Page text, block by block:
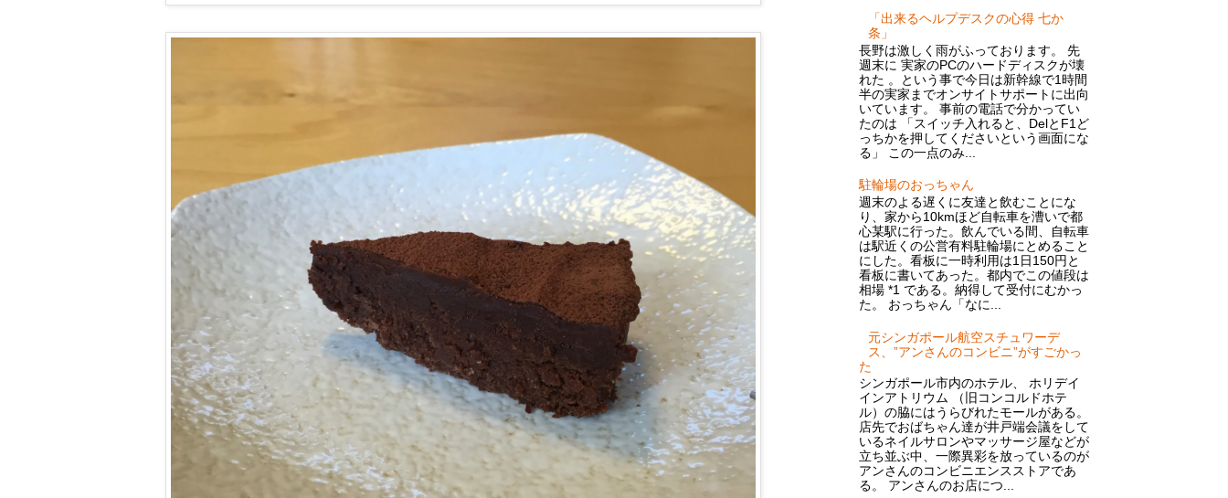
「出来るヘルプデスクの心得 七か
条」
長野は激しく雨がふっております。 先
週末に 実家のPCのハードディスクが壊
れた 。という事で今日は新幹線で1時間
半の実家までオンサイトサポートに出向
いています。 事前の電話で分かってい
たのは 「スイッチ入れると、DelとF1ど
っちかを押してくださいという画面にな
る」 この一点のみ...
駐輪場のおっちゃん
週末のよる遅くに友達と飲むことにな
り、家から10kmほど自転車を漕いで都
心某駅に行った。飲んでいる間、自転車
は駅近くの公営有料駐輪場にとめること
にした。看板に一時利用は1日150円と
看板に書いてあった。都内でこの値段は
相場 *1 である。納得して受付にむかっ
た。 おっちゃん「なに...
元シンガポール航空スチュワーデ
ス、”アンさんのコンビニ”がすごかっ
た
シンガポール市内のホテル、 ホリデイ
インアトリウム （旧コンコルドホテ
ル）の脇にはうらびれたモールがある。
店先でおばちゃん達が井戸端会議をして
いるネイルサロンやマッサージ屋などが
立ち並ぶ中、一際異彩を放っているのが
アンさんのコンビニエンスストアであ
る。 アンさんのお店につ...